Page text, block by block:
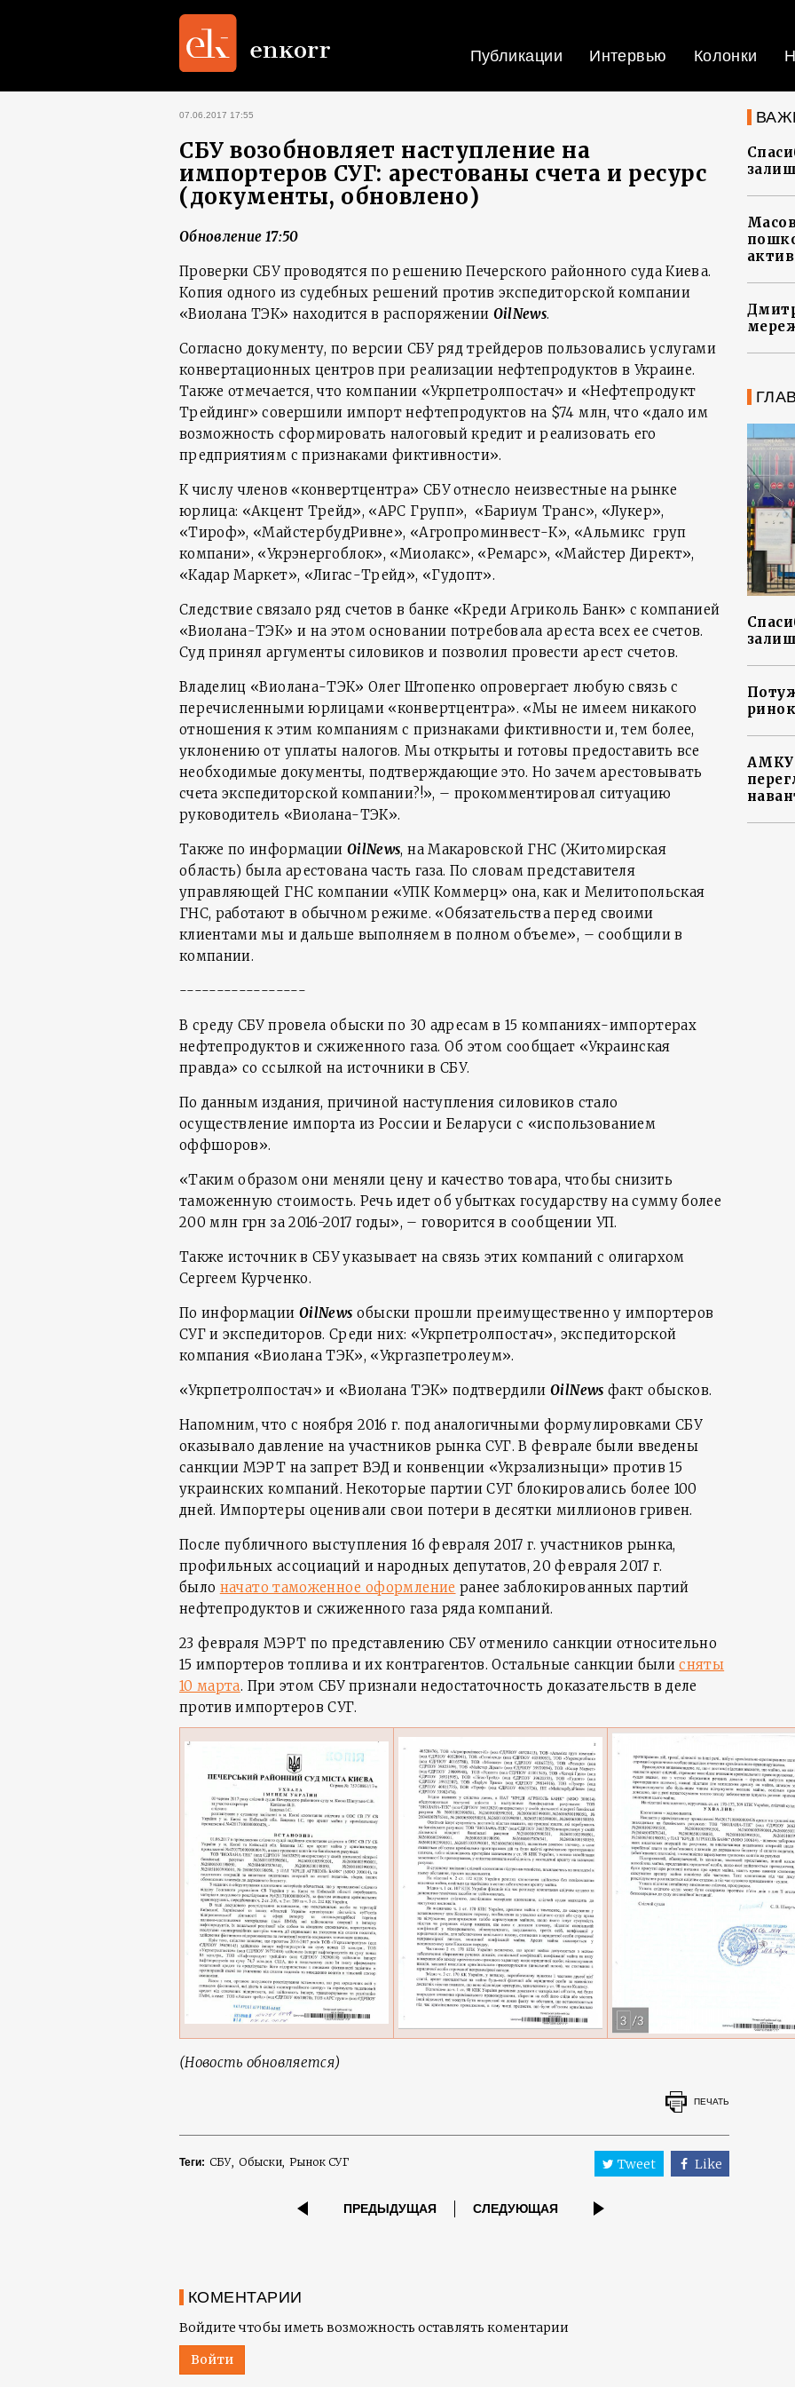
Публикации Интервью Колонки
07.06.2017 17:55
СБУ возобновляет наступление на
импортеров СУГ: арестованы счета и ресурс
(документы, обновлено)
Обновление 17:50
Проверки СБУ проводятся по решению Печерского районного суда Киева.
Копия одного из судебных решений против экспедиторской компании
«Виолана ТЭК» находится в распоряжении OilNews.
Согласно документу, по версии СБУ ряд трейдеров пользовались услугами
конвертационных центров при реализации нефтепродуктов в Украине.
Также отмечается, что компании «Укрпетролпостач» и «Нефтепродукт
Трейдинг» совершили импорт нефтепродуктов на $74 млн, что «дало им
возможность сформировать налоговый кредит и реализовать его
предприятиям с признаками фиктивности».
К числу членов «конвертцентра» СБУ отнесло неизвестные на рынке
юрлица: «Акцент Трейд», «АРС Групп», «Бариум Транс», «Лукер»,
«Тироф», «МайстербудРивне», «Агропроминвест-К», «Альмикс груп
компани», «Укрэнергоблок», «Миолакс», «Ремарс», «Майстер Директ»,
«Кадар Маркет», «Лигас-Трейд», «Гудопт».
Следствие связало ряд счетов в банке «Креди Агриколь Банк» с компанией
«Виолана-ТЭК» и на этом основании потребовала ареста всех ее счетов.
Суд принял аргументы силовиков и позволил провести арест счетов.
Владелиц «Виолана-ТЭК» Олег Штопенко опровергает любую связь с
перечисленными юрлицами «конвертцентра». «Мы не имеем никакого
отношения к этим компаниям с признаками фиктивности и, тем более,
уклонению от уплаты налогов. Мы открыты и готовы предоставить все
необходимые документы, подтверждающие это. Но зачем арестовывать
счета экспедиторской компании?!», – прокомментировал ситуацию
руководитель «Виолана-ТЭК».
Также по информации OilNews, на Макаровской ГНС (Житомирская
область) была арестована часть газа. По словам представителя
управляющей ГНС компании «УПК Коммерц» она, как и Мелитопольская
ГНС, работают в обычном режиме. «Обязательства перед своими
клиентами мы и дальше выполняем в полном объеме», – сообщили в
компании.
-----------------
В среду СБУ провела обыски по 30 адресам в 15 компаниях-импортерах
нефтепродуктов и сжиженного газа. Об этом сообщает «Украинская
правда» со ссылкой на источники в СБУ.
По данным издания, причиной наступления силовиков стало
осуществление импорта из России и Беларуси с «использованием
оффшоров».
«Таким образом они меняли цену и качество товара, чтобы снизить
таможенную стоимость. Речь идет об убытках государству на сумму более
200 млн грн за 2016-2017 годы», – говорится в сообщении УП.
Также источник в СБУ указывает на связь этих компаний с олигархом
Сергеем Курченко.
По информации OilNews обыски прошли преимущественно у импортеров
СУГ и экспедиторов. Среди них: «Укрпетролпостач», экспедиторской
компания «Виолана ТЭК», «Укргазпетролеум».
«Укрпетролпостач» и «Виолана ТЭК» подтвердилиOilNews факт обысков.
Напомним, что с ноября 2016 г. под аналогичными формулировками СБУ
оказывало давление на участников рынка СУГ. В феврале были введены
санкции МЭРТ на запрет ВЭД и конвенции «Укрзализныци» против 15
украинских компаний. Некоторые партии СУГ блокировались более 100
дней. Импортеры оценивали свои потери в десятки миллионов гривен.
После публичного выступления 16 февраля 2017 г. участников рынка,
профильных ассоциаций и народных депутатов, 20 февраля 2017 г.
было начато таможенное оформление ранее заблокированных партий
нефтепродуктов и сжиженного газа ряда компаний.
23 февраля МЭРТ по представлению СБУ отменило санкции относительно
15 импортеров топлива и их контрагентов. Остальные санкции былисняты
10 марта. При этом СБУ признали недостаточность доказательств в деле
против импортеров СУГ.
(Новость обновляется)
ПЕЧАТЬ
Теги: СБУ Обыски Рынок СУГ Tweet Like
ПРЕДЫДУЩАЯ СЛЕДУЮЩАЯ
КОМЕНТАРИИ
Войдите чтобы иметь возможность оставлять коментарии
Войти
АМКУ